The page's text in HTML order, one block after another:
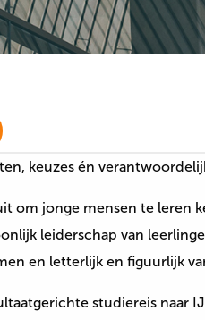
keuzes én
om jonge mensen te leren
leiderschap van
en letterlijk en figuurlijk
studiereis naar